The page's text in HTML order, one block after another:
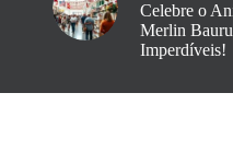
Celebre o
Merlin
Imperdíveis!